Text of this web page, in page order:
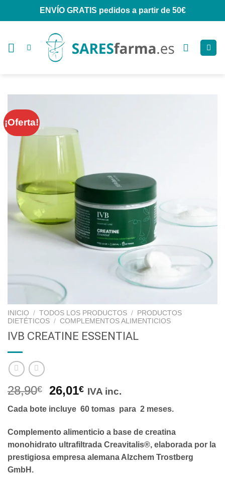
ENVÍO GRATIS pedidos a partir de 50€
¡Oferta!
INICIO / TODOS LOS PRODUCTOS /
PRODUCTOS
DIETÉTICOS / COMPLEMENTOS ALIMENTICIOS
IVB CREATINE ESSENTIAL
28,90€ 26,01€ IVA inc.
Cada bote incluye 60 tomas para 2 meses.
Complemento alimenticio a base de creatina
monohidrato ultrafiltrada Creavitalis®, elaborada por la
prestigiosa empresa alemana Alzchem Trostberg
GmbH.